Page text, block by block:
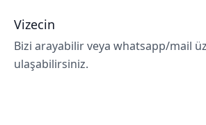
Vizecin
Bizi arayabilir veya whatsapp/mail
ulaşabilirsiniz.